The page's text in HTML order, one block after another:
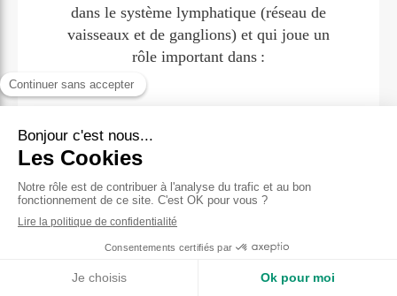
dans le système lymphatique (réseau de
vaisseaux et de ganglions) et qui joue un
rôle important dans :
La défense immunitaire,
La régulation des liquides dans les tissus
En stimulant la circulation de la lymphe, le
drainage lymphatique contribue à réduire la